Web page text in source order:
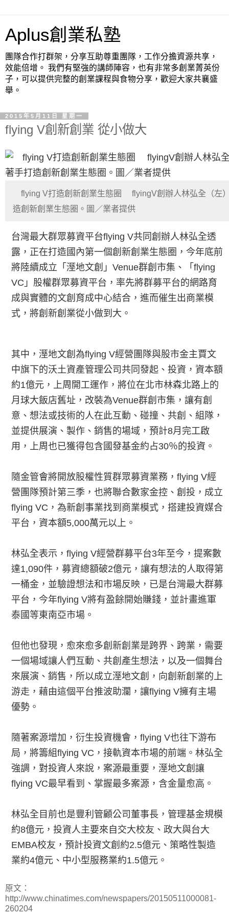
Aplus創業私塾
團隊合作打群架，分享互助尊重團隊，工作分擔資源共享，
效能倍增。 我們有堅強的講師陣容，也有非常多創業菁英份
子，可以提供完整的創業課程與食物分享，歡迎大家共襄盛
舉。
2015年5月11日 星期一
flying V創新創業 從小做大
flying V打造創新創業生態圈 flyingV創辦人林弘全（左
造創新創業生態圈。圖／業者提供
台灣最大群眾募資平台flying V共同創辦人林弘全透
露，正在打造國內第一個創新創業生態圈，今年底前
將陸續成立「溼地文創」Venue群創市集、「flying
VC」股權群眾募資平台，率先將群募平台的網路育
成與實體的文創育成中心結合，進而催生出商業模
式，將創新創業從小做到大。
其中，溼地文創為flying V經營團隊與股市金主賈文
中旗下的沃土資產管理公司共同發起、投資，資本額
約1億元，上周開工運作，將位在北市林森北路上的
月球大飯店舊址，改裝為Venue群創市集，讓有創
意、想法或技術的人在此互動、碰撞、共創、組隊，
並提供展演、製作、銷售的場域，預計8月完工啟
用，上周也已獲得包含國發基金約占30％的投資。
隨金管會將開放股權性質群眾募資業務，flying V經
營團隊預計第三季，也將聯合數家金控、創投，成立
flying VC，為新創事業找到商業模式，搭建投資媒合
平台，資本額5,000萬元以上。
林弘全表示，flying V經營群募平台3年至今，提案數
達1,090件，募資總額破2億元，讓有想法的人取得第
一桶金，並驗證想法和市場反映，已是台灣最大群募
平台，今年flying V將有盈餘開始賺錢，並計畫進軍
泰國等東南亞市場。
但他也發現，愈來愈多創新創業是跨界、跨業，需要
一個場域讓人們互動、共創產生想法，以及一個舞台
來展演、銷售，所以成立溼地文創，向創新創業的上
游走，藉由這個平台推波助瀾，讓flying V擁有主場
優勢。
隨著案源增加，衍生投資機會，flying V也往下游布
局，將籌組flying VC，接軌資本市場的前端。林弘全
強調，對投資人來說，案源最重要，溼地文創讓
flying VC最早看到、掌握最多案源，含金量愈高。
林弘全目前也是豐利管顧公司董事長，管理基金規模
約8億元，投資人主要來自交大校友、政大與台大
EMBA校友，預計投資文創約2.5億元、策略性製造
業約4億元、中小型服務業約1.5億元。
原文：
http://www.chinatimes.com/newspapers/20150511000081-
260204